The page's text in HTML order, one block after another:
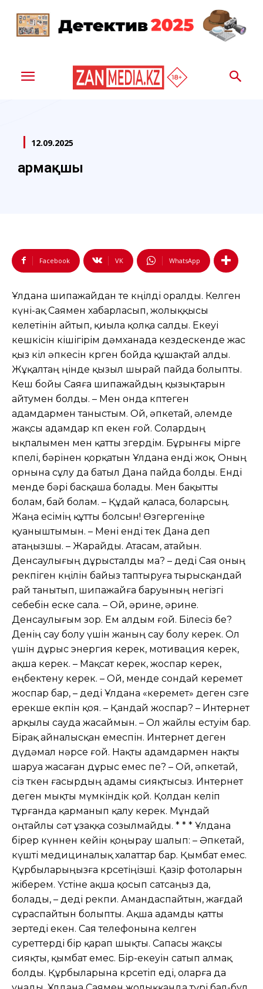
12.09.2025
Қармақшы
Facebook VK WhatsApp
Ұлдана шипажайдан өте көңілді оралды. Келген
күні-ақ Саямен хабарласып, жолыққысы
келетінін айтып, қиыла қолқа салды. Екеуі
кешкісін кішігірім дəмханада кездескенде жас
қыз өкіл əпкесін көрген бойда құшақтай алды.
Жұқалтаң өңінде қызыл шырай пайда болыпты.
Кеш бойы Саяға шипажайдың қызықтарын
айтумен болды. – Мен онда көптеген
адамдармен таныстым. Ой, əпкетай, əлемде
жақсы адамдар көп екен ғой. Солардың
ықпалымен мен қатты өзгердім. Бұрынғы өмірге
өкпелі, бəрінен қорқатын Ұлдана енді жоқ. Оның
орнына сұлу да батыл Дана пайда болды. Енді
менде бəрі басқаша болады. Мен бақытты
болам, бай болам. – Құдай қаласа, боларсың.
Жаңа есімің құтты болсын! Өзгергеніңе
қуаныштымын. – Мені енді тек Дана деп
атаңызшы. – Жарайды. Атасам, атайын.
Денсаулығың дұрысталды ма? – деді Сая оның
өрекпіген көңілін байыз таптыруға тырысқандай
рай танытып, шипажайға баруының негізгі
себебін еске сала. – Ой, əрине, əрине.
Денсаулығым зор. Ем алдым ғой. Білесіз бе?
Денің сау болу үшін жаның сау болу керек. Ол
үшін дұрыс энергия керек, мотивация керек,
ақша керек. – Мақсат керек, жоспар керек,
еңбектену керек. – Ой, менде сондай керемет
жоспар бар, – деді Ұлдана «керемет» деген сөзге
ерекше екпін қоя. – Қандай жоспар? – Интернет
арқылы сауда жасаймын. – Ол жайлы естуім бар.
Бірақ айналысқан емеспін. Интернет деген
дүдəмал нəрсе ғой. Нақты адамдармен нақты
шаруа жасаған дұрыс емес пе? – Ой, əпкетай,
сіз өткен ғасырдың адамы сияқтысыз. Интернет
деген мықты мүмкіндік қой. Қолдан келіп
тұрғанда қарманып қалу керек. Мұндай
оңтайлы сəт ұзаққа созылмайды. * * * Ұлдана
бірер күннен кейін қоңырау шалып: – Əпкетай,
күшті медициналық халаттар бар. Қымбат емес.
Құрбыларыңызға көрсетіңізші. Қазір фотоларын
жіберем. Үстіне ақша қосып сатсаңыз да,
болады, – деді өрекпи. Амандаспайтын, жағдай
сұраспайтын болыпты. Ақша адамды қатты
өзертеді екен. Сая телефонына келген
суреттерді бір қарап шықты. Сапасы жақсы
сияқты, қымбат емес. Бір-екеуін сатып алмақ
болды. Құрбыларына көрсетіп еді, оларға да